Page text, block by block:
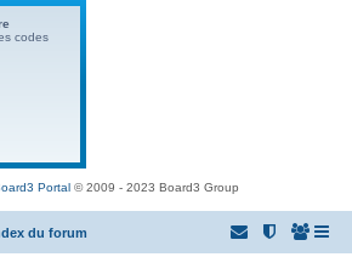
codes
Portal© 2009 - 2023 Board3 Group
du forum